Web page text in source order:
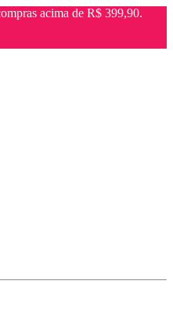
acima de R$ 399,90.